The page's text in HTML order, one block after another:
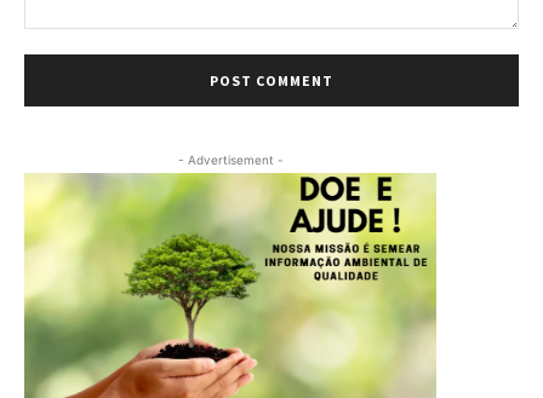
- Advertisement -